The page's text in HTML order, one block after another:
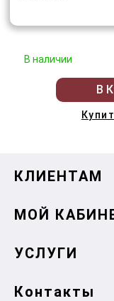
В наличии
В
КЛИЕНТАМ
МОЙ
УСЛУГИ
Контакты